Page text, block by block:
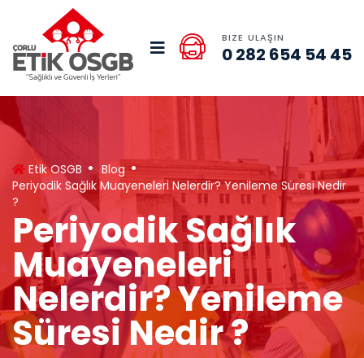
BIZE ULAŞIN
0 282 654 54 45
Etik OSGB
Blog
Periyodik Sağlık Muayeneleri Nelerdir? Yenileme Süresi Nedir
?
Periyodik Sağlık
Muayeneleri
Nelerdir? Yenileme
Süresi Nedir ?